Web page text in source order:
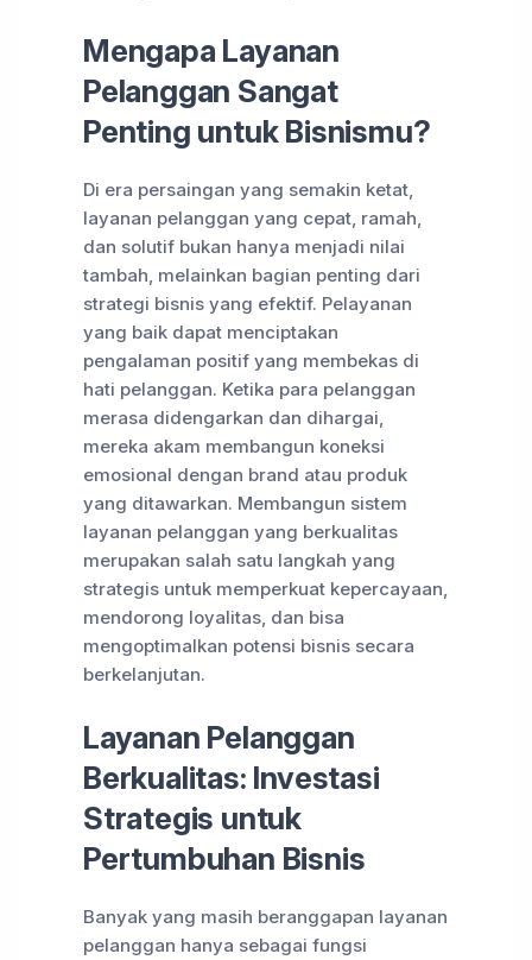
Mengapa Layanan
Pelanggan Sangat
Penting untuk Bisnismu?
Di era persaingan yang semakin ketat,
layanan pelanggan yang cepat, ramah,
dan solutif bukan hanya menjadi nilai
tambah, melainkan bagian penting dari
strategi bisnis yang efektif. Pelayanan
yang baik dapat menciptakan
pengalaman positif yang membekas di
hati pelanggan. Ketika para pelanggan
merasa didengarkan dan dihargai,
mereka akam membangun koneksi
emosional dengan brand atau produk
yang ditawarkan. Membangun sistem
layanan pelanggan yang berkualitas
merupakan salah satu langkah yang
strategis untuk memperkuat kepercayaan,
mendorong loyalitas, dan bisa
mengoptimalkan potensi bisnis secara
berkelanjutan.
Layanan Pelanggan
Berkualitas: Investasi
Strategis untuk
Pertumbuhan Bisnis
Banyak yang masih beranggapan layanan
pelanggan hanya sebagai fungsi